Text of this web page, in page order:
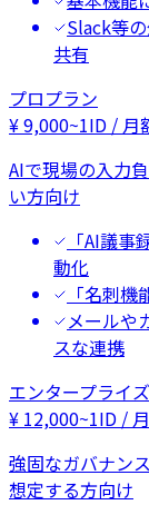
Slack等
共有
プロプラン
¥9,000~1ID / 月
AIで現場の入力
い方向け
「AI議
動化
「名刺
メールや
スな連携
エンタープライ
¥ 12,000~1ID /
強固なガバナン
想定する方向け